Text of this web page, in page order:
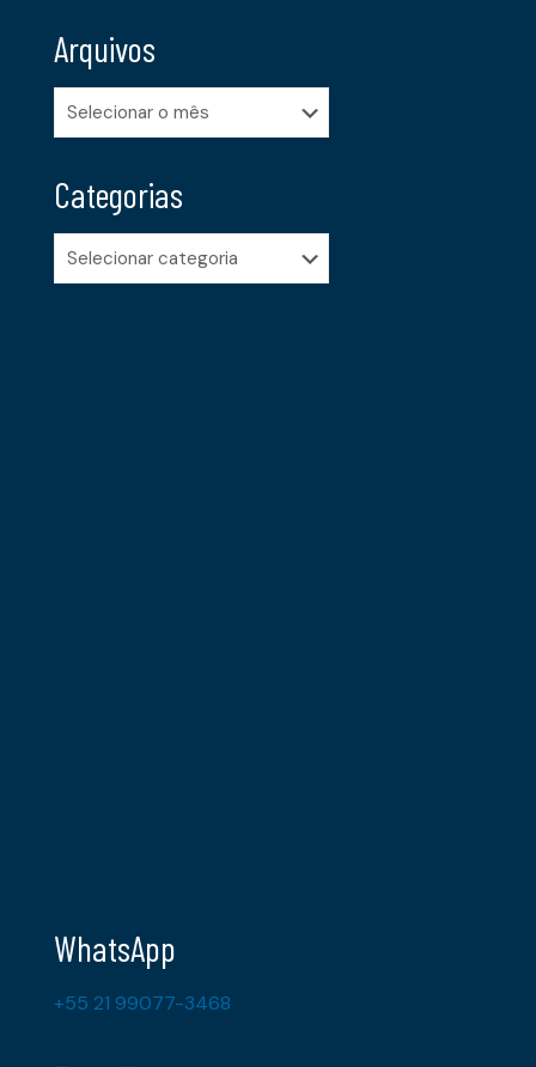
Arquivos
Arquivos
Categorias
Categorias
WhatsApp
+55 21 99077-3468